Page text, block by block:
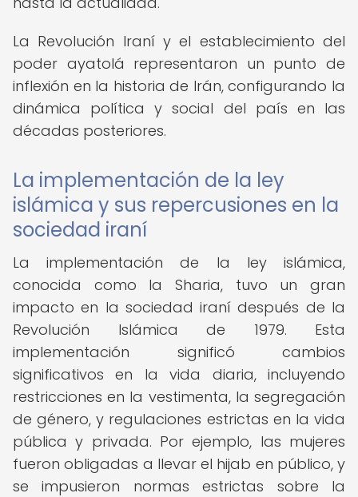
La Revolución Iraní y el establecimiento del
poder ayatolá representaron un punto de
inflexión en la historia de Irán, configurando la
dinámica política y social del país en las
décadas posteriores.
La implementación de la ley
islámica y sus repercusiones en la
sociedad iraní
La implementación de la ley islámica,
conocida como la Sharia, tuvo un gran
impacto en la sociedad iraní después de la
Revolución Islámica de 1979. Esta
implementación significó cambios
significativos en la vida diaria, incluyendo
restricciones en la vestimenta, la segregación
de género, y regulaciones estrictas en la vida
pública y privada. Por ejemplo, las mujeres
fueron obligadas a llevar el hijab en público, y
se impusieron normas estrictas sobre la